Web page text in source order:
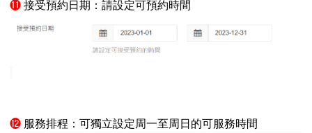
⓫ 接受預約日期：請設定可預約時間
⓬ 服務排程：可獨立設定周一至周日的可服務時間